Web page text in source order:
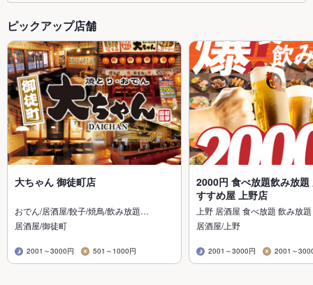
ピックアップ店舗
大ちゃん 御徒町店
おでん/居酒屋/餃子/焼鳥/飲み放題…
居酒屋/御徒町
2001～3000円 501～1000円
2000円 食べ放題飲み放題
すすめ屋 上野店
上野 居酒屋 食べ放題 飲み放
居酒屋/上野
2001～3000円 2001～